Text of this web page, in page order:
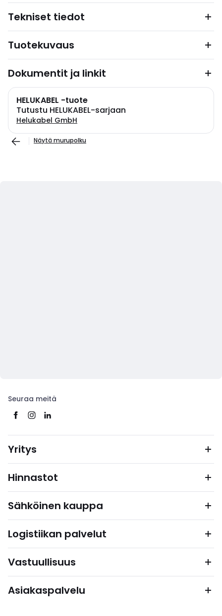
Tekniset tiedot
Tuotekuvaus
Dokumentit ja linkit
HELUKABEL -tuote
Tutustu HELUKABEL-sarjaan
Helukabel GmbH
Näytä murupolku
Seuraa meitä
Yritys
Hinnastot
Sähköinen kauppa
Logistiikan palvelut
Vastuullisuus
Asiakaspalvelu